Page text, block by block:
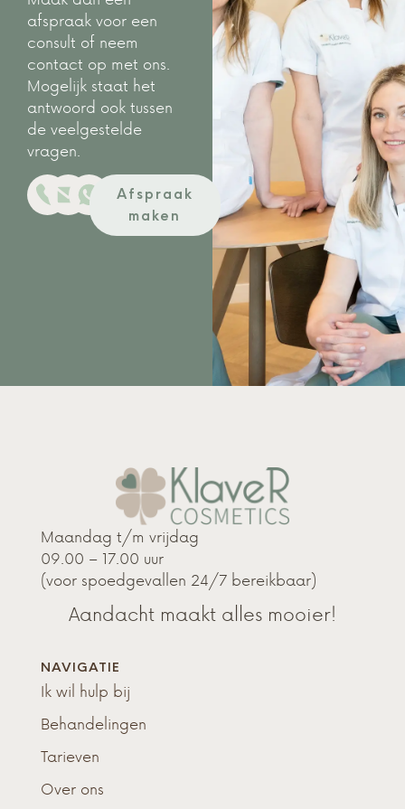
afspraak voor een
consult of neem
contact op met ons.
Mogelijk staat het
antwoord ook tussen
de veelgestelde
vragen.
Afspraak
maken
Maandag t/m vrijdag
09.00 – 17.00 uur
(voor spoedgevallen 24/7 bereikbaar)
Aandacht maakt alles mooier!
NAVIGATIE
Ik wil hulp bij
Behandelingen
Tarieven
Over ons